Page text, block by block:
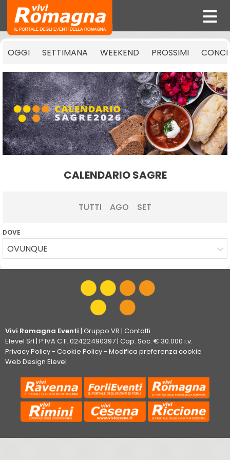
OGGI SETTIMANA WEEKEND PROSSIMI
CALENDARIO SAGRE
TUTTI AGO SET
DOVE
OVUNQUE
Vivi Romagna Eventi | Gruppo VR | Contatti
Elevel Srl | P.IVA C.F. 02422490397 | Cap. Soc. € 30.000 i.v.
Privacy Policy- Cookie Policy- Modifica preferenza cookie
Web Design Elevel